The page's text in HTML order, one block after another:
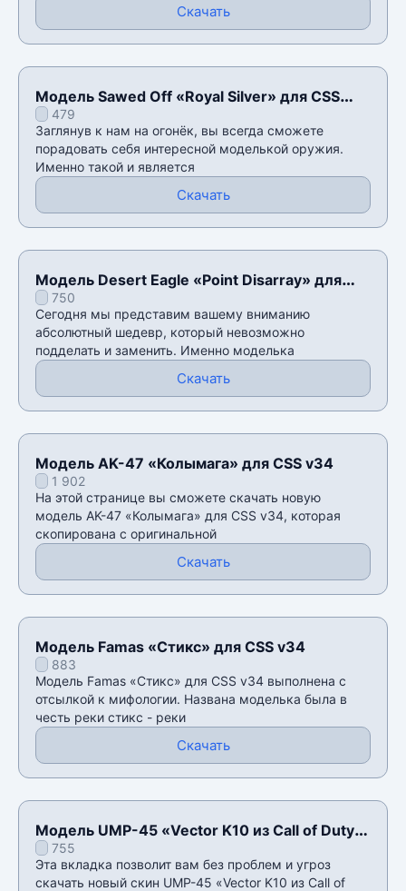
Скачать
Модель Sawed Off «Royal Silver» для CSS
v34479
Заглянув к нам на огонёк, вы всегда сможете
порадовать себя интересной моделькой оружия.
Именно такой и является
Скачать
Модель Desert Eagle «Point Disarray» для
CSS v34
750
Сегодня мы представим вашему вниманию
абсолютный шедевр, который невозможно
подделать и заменить. Именно моделька
Скачать
Модель AK-47 «Колымага» для CSS v34
1 902
На этой странице вы сможете скачать новую
модель AK-47 «Колымага» для CSS v34, которая
скопирована с оригинальной
Скачать
Модель Famas «Стикс» для CSS v34
883
Модель Famas «Стикс» для CSS v34 выполнена с
отсылкой к мифологии. Названа моделька была в
честь реки стикс - реки
Скачать
Модель UMP-45 «Vector K10 из Call of Duty:
Black Ops II» для CSS v34
755
Эта вкладка позволит вам без проблем и угроз
скачать новый скин UMP-45 «Vector K10 из Call of